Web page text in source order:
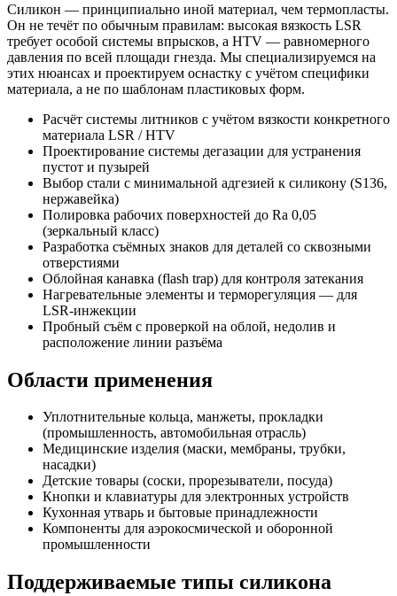
Силикон — принципиально иной материал, чем термопласты.
Он не течёт по обычным правилам: высокая вязкость LSR
требует особой системы впрысков, а HTV — равномерного
давления по всей площади гнезда. Мы специализируемся на
этих нюансах и проектируем оснастку с учётом специфики
материала, а не по шаблонам пластиковых форм.
Расчёт системы литников с учётом вязкости конкретного
материала LSR / HTV
Проектирование системы дегазации для устранения
пустот и пузырей
Выбор стали с минимальной адгезией к силикону (S136,
нержавейка)
Полировка рабочих поверхностей до Ra 0,05
(зеркальный класс)
Разработка съёмных знаков для деталей со сквозными
отверстиями
Облойная канавка (flash trap) для контроля затекания
Нагревательные элементы и терморегуляция — для
LSR-инжекции
Пробный съём с проверкой на облой, недолив и
расположение линии разъёма
Области применения
Уплотнительные кольца, манжеты, прокладки
(промышленность, автомобильная отрасль)
Медицинские изделия (маски, мембраны, трубки,
насадки)
Детские товары (соски, прорезыватели, посуда)
Кнопки и клавиатуры для электронных устройств
Кухонная утварь и бытовые принадлежности
Компоненты для аэрокосмической и оборонной
промышленности
Поддерживаемые типы силикона